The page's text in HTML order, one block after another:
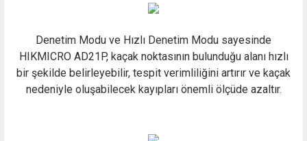
Denetim Modu ve Hızlı Denetim Modu sayesinde
HIKMICRO AD21P, kaçak noktasının bulunduğu alanı hızlı
bir şekilde belirleyebilir, tespit verimliliğini artırır ve kaçak
nedeniyle oluşabilecek kayıpları önemli ölçüde azaltır.